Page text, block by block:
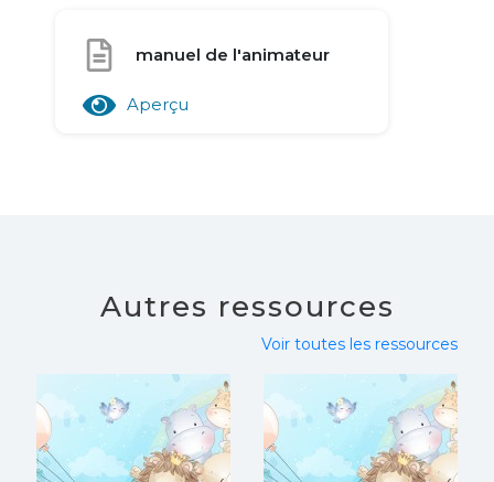
manuel de l'animateur
Aperçu
Autres ressources
Voir toutes les ressources